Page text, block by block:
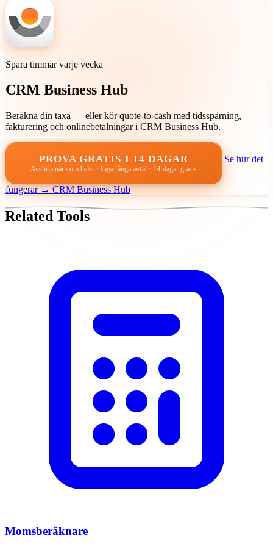
efter nya färdigheter eller när du ligger betydligt under marknaden.
Spara timmar varje vecka
CRM Business Hub
Beräkna din taxa — eller kör quote-to-cash med tidsspårning,
fakturering och onlinebetalningar i CRM Business Hub.
PROVA GRATIS I 14 DAGAR
Avsluta när som helst · Inga långa avtal · 14 dagar gratis
Se hur det
fungerar → CRM Business Hub
Related Tools
Momsberäknare